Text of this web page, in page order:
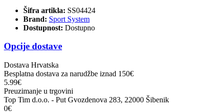
Šifra artikla: SS04424
Brand: Sport System
Dostupnost: Dostupno
Opcije dostave
Dostava Hrvatska
Besplatna dostava za narudžbe iznad 150€
5.99€
Preuzimanje u trgovini
Top Tim d.o.o. - Put Gvozdenova 283, 22000 Šibenik
0€